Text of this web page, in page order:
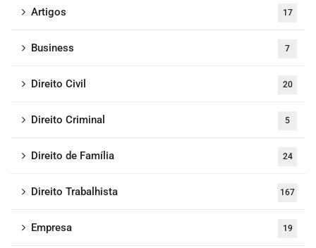
Artigos 17
Business 7
Direito Civil 20
Direito Criminal 5
Direito de Família 24
Direito Trabalhista 167
Empresa 19